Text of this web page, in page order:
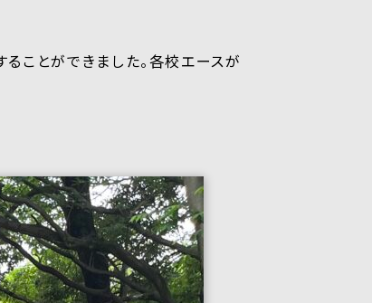
ことができました。各校エースが